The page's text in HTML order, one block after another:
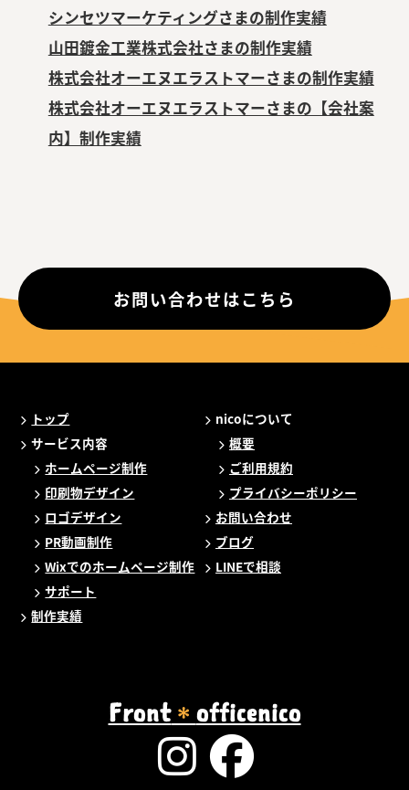
シンセツマーケティングさまの制作実績
山田鍍金工業株式会社さまの制作実績
株式会社オーエヌエラストマーさまの制作実績
株式会社オーエヌエラストマーさまの【会社案
内】制作実績
お問い合わせはこちら
トップ
サービス内容
ホームページ制作
印刷物デザイン
ロゴデザイン
PR動画制作
Wixでのホームページ制作
サポート
制作実績
nicoについて
概要
ご利用規約
プライバシーポリシー
お問い合わせ
ブログ
LINEで相談
Front＊ officenico